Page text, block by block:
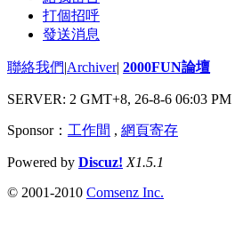
打個招呼
發送消息
聯絡我們|Archiver| 2000FUN論壇
SERVER: 2 GMT+8, 26-8-6 06:03 PM
Sponsor： 工作間 , 網頁寄存
Powered by Discuz! X1.5.1
© 2001-2010 Comsenz Inc.